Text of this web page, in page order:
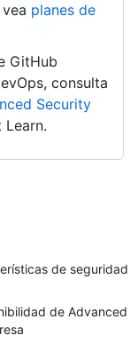
planes de
GitHub
consulta
Security
de seguridad
de Advanced